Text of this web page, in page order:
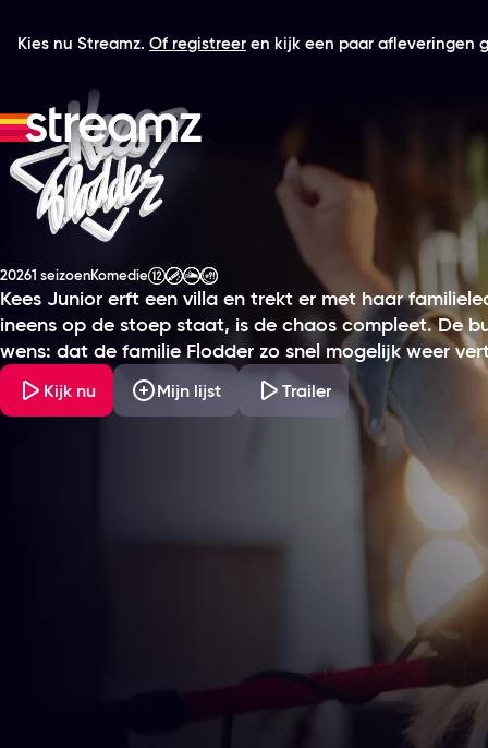
Kies nu Streamz. Of registreer en kijk een paar afleveringen
Kees Flodder
Productiejaar
20261 seizoen
Genre Komedie
Leeftijdsclassificatie
Kees Junior erft een villa en trekt er met haar
ineens op de stoep staat, is de chaos compleet. De
wens: dat de familie Flodder zo snel mogelijk weer
Kijk nu Mijn lijst Trailer